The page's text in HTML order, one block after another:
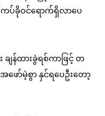
ခိုဝင်ရောက်ရှိလာပေ
န်ထားခွဲရစ်ကာဖြင့် တ
ော်မဲ့စွာ နှင်ရပေဦးတော့